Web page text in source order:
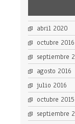
abril 2020
octubre 2016
septiembre
agosto 2016
julio 2016
octubre 2015
septiembre